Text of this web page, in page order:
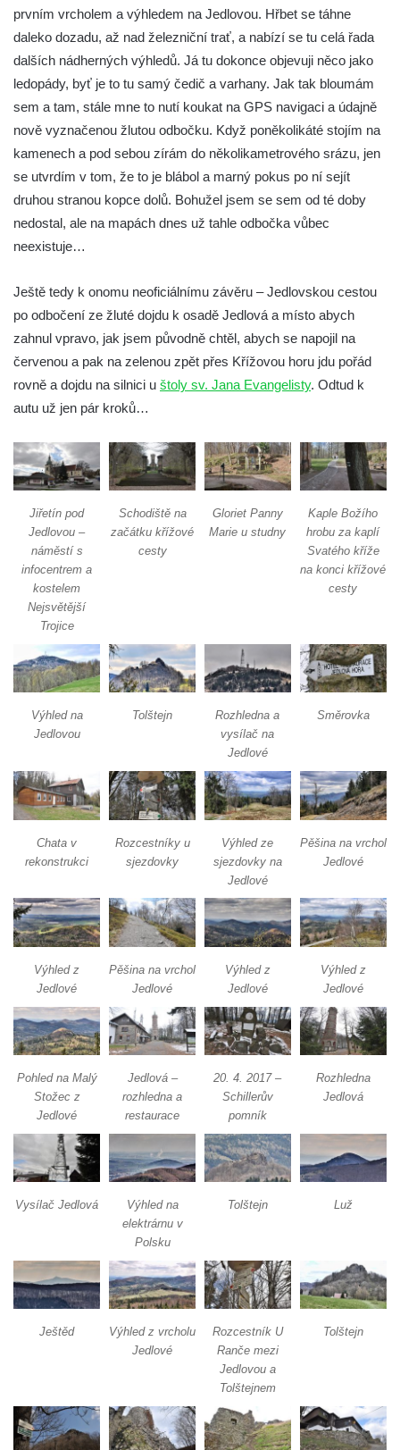
prvním vrcholem a výhledem na Jedlovou. Hřbet se táhne
daleko dozadu, až nad železniční trať, a nabízí se tu celá řada
dalších nádherných výhledů. Já tu dokonce objevuji něco jako
ledopády, byť je to tu samý čedič a varhany. Jak tak bloumám
sem a tam, stále mne to nutí koukat na GPS navigaci a údajně
nově vyznačenou žlutou odbočku. Když poněkolikáté stojím na
kamenech a pod sebou zírám do několikametrového srázu, jen
se utvrdím v tom, že to je blábol a marný pokus po ní sejít
druhou stranou kopce dolů. Bohužel jsem se sem od té doby
nedostal, ale na mapách dnes už tahle odbočka vůbec
neexistuje…
Ještě tedy k onomu neoficiálnímu závěru – Jedlovskou cestou
po odbočení ze žluté dojdu k osadě Jedlová a místo abych
zahnul vpravo, jak jsem původně chtěl, abych se napojil na
červenou a pak na zelenou zpět přes Křížovou horu jdu pořád
rovně a dojdu na silnici u štoly sv. Jana Evangelisty. Odtud k
autu už jen pár kroků…
Jiřetín pod
Jedlovou –
náměstí s
infocentrem a
kostelem
Nejsvětější
Trojice
Schodiště na
začátku křížové
cesty
Gloriet Panny
Marie u studny
Kaple Božího
hrobu za kaplí
Svatého kříže
na konci křížové
cesty
Výhled na
Jedlovou
Tolštejn
Rozhledna a
vysílač na
Jedlové
Směrovka
Chata v
rekonstrukci
Rozcestníky u
sjezdovky
Výhled ze
sjezdovky na
Jedlové
Pěšina na vrchol
Jedlové
Výhled z
Jedlové
Pěšina na vrchol
Jedlové
Výhled z
Jedlové
Výhled z
Jedlové
Pohled na Malý
Stožec z
Jedlové
Jedlová –
rozhledna a
restaurace
20. 4. 2017 –
Schillerův
pomník
Rozhledna
Jedlová
Vysílač Jedlová
Výhled na
elektrárnu v
Polsku
Tolštejn Luž
Ještěd
Výhled z vrcholu
Jedlové
Rozcestník U
Ranče mezi
Jedlovou a
Tolštejnem
Tolštejn